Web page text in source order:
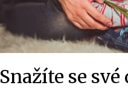
Snažíte se